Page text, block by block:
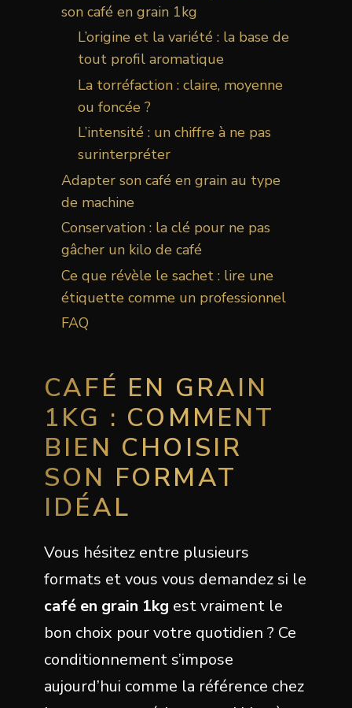
son café en grain 1kg
L’origine et la variété : la base de
tout profil aromatique
La torréfaction : claire, moyenne
ou foncée ?
L’intensité : un chiffre à ne pas
surinterpréter
Adapter son café en grain au type
de machine
Conservation : la clé pour ne pas
gâcher un kilo de café
Ce que révèle le sachet : lire une
étiquette comme un professionnel
FAQ
CAFÉ EN GRAIN
1KG : COMMENT
BIEN CHOISIR
SON FORMAT
IDÉAL
Vous hésitez entre plusieurs
formats et vous vous demandez si le
café en grain 1kg est vraiment le
bon choix pour votre quotidien ? Ce
conditionnement s’impose
aujourd’hui comme la référence chez